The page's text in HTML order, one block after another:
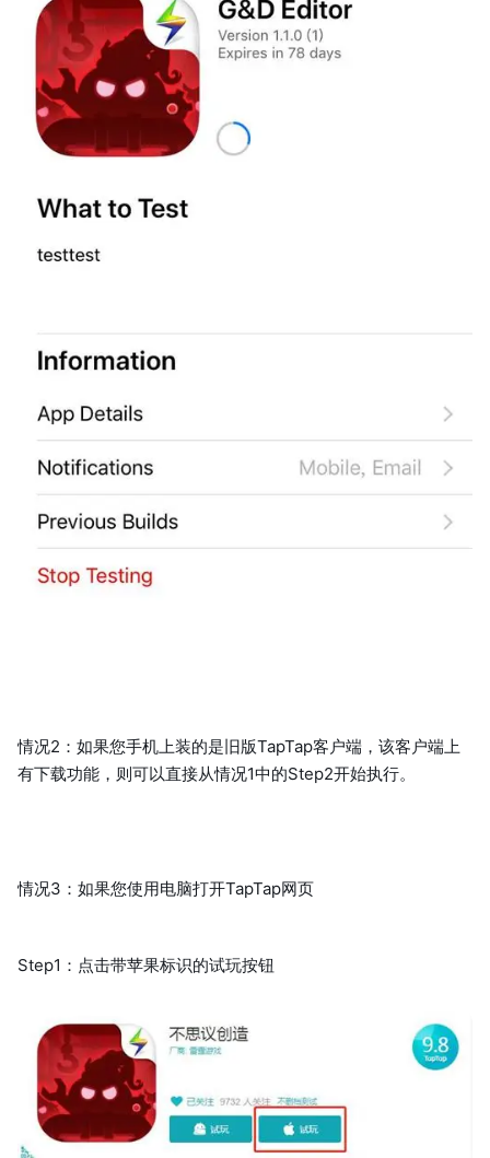
情况2：如果您手机上装的是旧版TapTap客户端，该客户端上
有下载功能，则可以直接从情况1中的Step2开始执行。
情况3：如果您使用电脑打开TapTap网页
Step1：点击带苹果标识的试玩按钮